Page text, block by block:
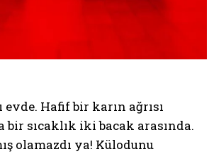
evde. Hafif bir karın ağrısı
bir sıcaklık iki bacak arasında.
olamazdı ya! Külodunu